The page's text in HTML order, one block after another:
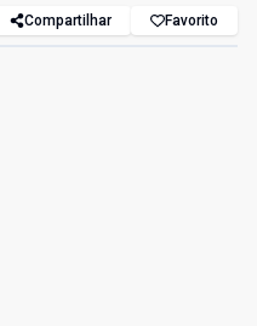
Compartilhar Favorito